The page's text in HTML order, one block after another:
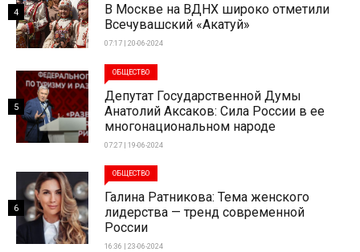
В Москве на ВДНХ широко отметили
Всечувашский «Акатуй»
07:17 | 20-06-2024
4
ОБЩЕСТВО
Депутат Государственной Думы
Анатолий Аксаков: Сила России в ее
многонациональном народе
07:27 | 19-06-2024
5
ОБЩЕСТВО
Галина Ратникова: Тема женского
лидерства — тренд современной
России
16:36 | 23-06-2024
6